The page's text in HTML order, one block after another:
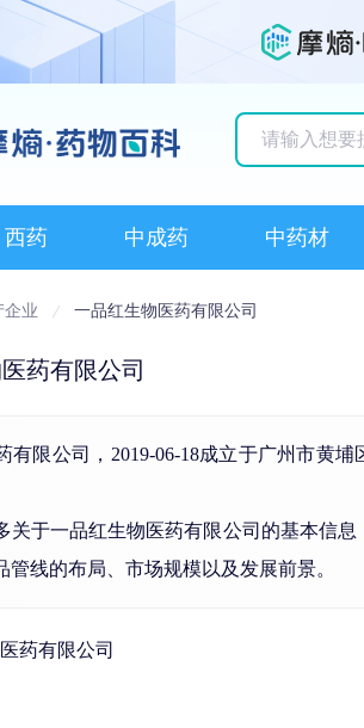
西药 中成药 中药材
企业 一品红生物医药有限公司
药有限公司
有限公司，2019-06-18成立于广州市黄
关于一品红生物医药有限公司的基本信
管线的布局、市场规模以及发展前景。
药有限公司